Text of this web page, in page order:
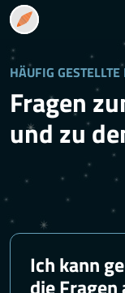
HÄUFIG
Fragen
und zu
Ich kann